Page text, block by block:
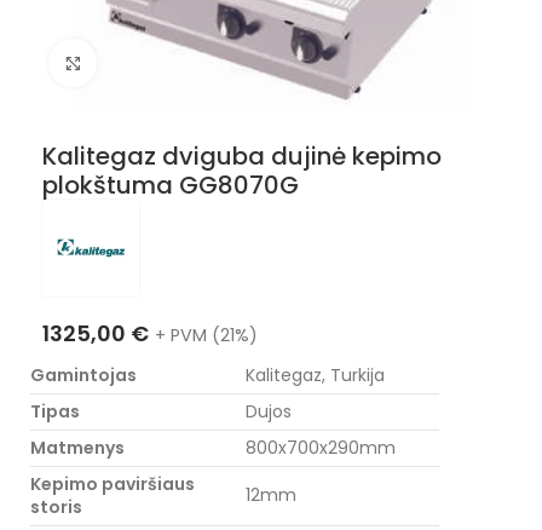
Nuotraukos padidinimas
Kalitegaz dviguba dujinė kepimo
plokštuma GG8070G
1325,00 € + PVM (21%)
Gamintojas
Kalitegaz, Turkija
Tipas
Dujos
Matmenys
800x700x290mm
Kepimo paviršiaus
storis
12mm